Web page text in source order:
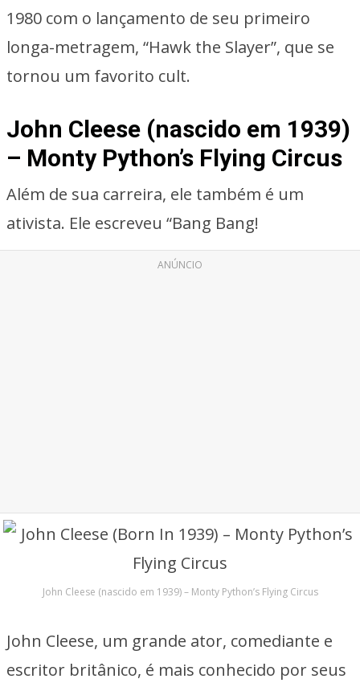
1980 com o lançamento de seu primeiro
longa-metragem, “Hawk the Slayer”, que se
tornou um favorito cult.
John Cleese (nascido em 1939)
– Monty Python’s Flying Circus
Além de sua carreira, ele também é um
ativista. Ele escreveu “Bang Bang!
ANÚNCIO
John Cleese (nascido em 1939) – Monty Python’s Flying Circus
John Cleese, um grande ator, comediante e
escritor britânico, é mais conhecido por seus